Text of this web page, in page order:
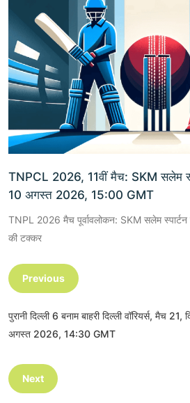
TNPCL 2026, 11वीं मैच: SKM सलेम
10 अगस्त 2026, 15:00 GMT
TNPL 2026 मैच पूर्वावलोकन: SKM सलेम स्पार्टन
की टक्कर
Previous
पुरानी दिल्ली 6 बनाम बाहरी दिल्ली वॉरियर्स, मैच
अगस्त 2026, 14:30 GMT
Next